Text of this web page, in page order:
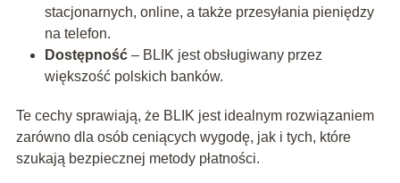
stacjonarnych, online, a także przesyłania pieniędzy
na telefon.
Dostępność– BLIK jest obsługiwany przez
większość polskich banków.
Te cechy sprawiają, że BLIK jest idealnym rozwiązaniem
zarówno dla osób ceniących wygodę, jak i tych, które
szukają bezpiecznej metody płatności.